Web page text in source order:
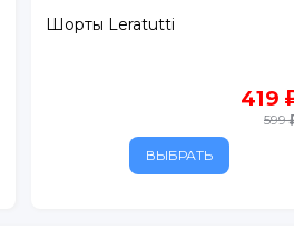
Шорты Leratutti
419
599
ВЫБРАТЬ